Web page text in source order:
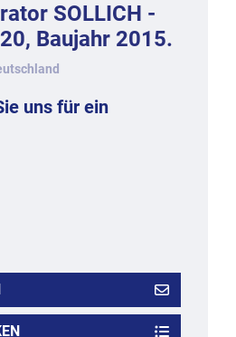
SOLLICH -
Baujahr 2015.
uns für ein